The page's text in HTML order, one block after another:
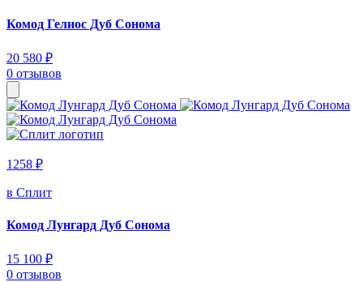
Комод Гелиос Дуб Сонома
20 580 ₽
0 отзывов
1258 ₽
в Сплит
Комод Лунгард Дуб Сонома
15 100 ₽
0 отзывов